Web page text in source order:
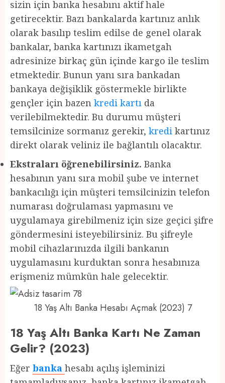
sizin için banka hesabını aktif hale
getirecektir. Bazı bankalarda kartınız anlık
olarak basılıp teslim edilse de genel olarak
bankalar, banka kartınızı ikametgah
adresinize birkaç gün içinde kargo ile teslim
etmektedir. Bunun yanı sıra bankadan
bankaya değişiklik göstermekle birlikte
gençler için bazen kredi kartı da
verilebilmektedir. Bu durumu müşteri
temsilcinize sormanız gerekir, kredi kartınız
direkt olarak veliniz ile bağlantılı olacaktır.
Ekstraları öğrenebilirsiniz. Banka
hesabının yanı sıra mobil şube ve internet
bankacılığı için müşteri temsilcinizin telefon
numarası doğrulaması yapmasını ve
uygulamaya girebilmeniz için size geçici şifre
göndermesini isteyebilirsiniz. Bu şifreyle
mobil cihazlarınızda ilgili bankanın
uygulamasını kurduktan sonra hesabınıza
erişmeniz mümkün hale gelecektir.
18 Yaş Altı Banka Hesabı Açmak (2023) 7
18 Yaş Altı Banka Kartı Ne Zaman
Gelir? (2023)
Eğer banka hesabı açılış işleminizi